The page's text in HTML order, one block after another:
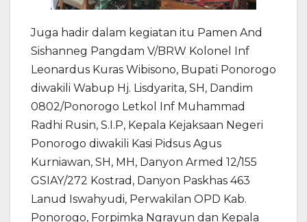
Juga hadir dalam kegiatan itu Pamen And
Sishanneg Pangdam V/BRW Kolonel Inf
Leonardus Kuras Wibisono, Bupati Ponorogo
diwakili Wabup Hj. Lisdyarita, SH, Dandim
0802/Ponorogo Letkol Inf Muhammad
Radhi Rusin, S.I.P, Kepala Kejaksaan Negeri
Ponorogo diwakili Kasi Pidsus Agus
Kurniawan, SH, MH, Danyon Armed 12/155
GSIAY/272 Kostrad, Danyon Paskhas 463
Lanud Iswahyudi, Perwakilan OPD Kab.
Ponorogo, Forpimka Ngrayun dan Kepala